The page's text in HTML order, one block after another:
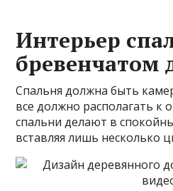
Интерьер
бревенчатом
Спальня должна быть
все должно располагать к
спальни делают в
вставляя лишь несколько